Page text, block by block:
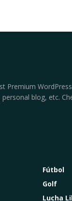
Premium
blog, etc.
Fútbol
Golf
Lucha